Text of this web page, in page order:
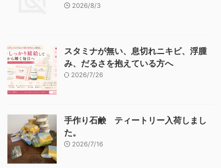
2026/8/3
スタミナが無い、息切れニキビ、浮腫
み、だるさを抱えている方へ
2026/7/26
手作り石鹸 ティートリー入荷しまし
た。
2026/7/16